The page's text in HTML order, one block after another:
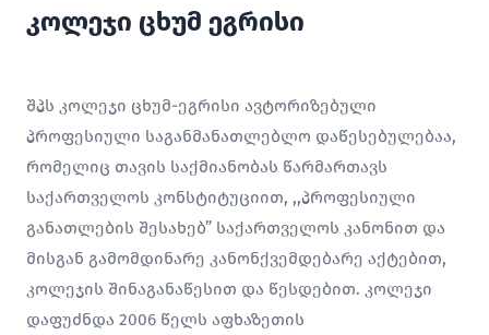
კოლეჯი ცხუმ ეგრისი
შპს კოლეჯი ცხუმ-ეგრისი ავტორიზებული
პროფესიული საგანმანათლებლო დაწესებულებაა,
რომელიც თავის საქმიანობას წარმართავს
საქართველოს კონსტიტუციით, ,,პროფესიული
განათლების შესახებ” საქართველოს კანონით და
მისგან გამომდინარე კანონქვემდებარე აქტებით,
კოლეჯის შინაგანაწესით და წესდებით. კოლეჯი
დაფუძნდა 2006 წელს აფხაზეთის